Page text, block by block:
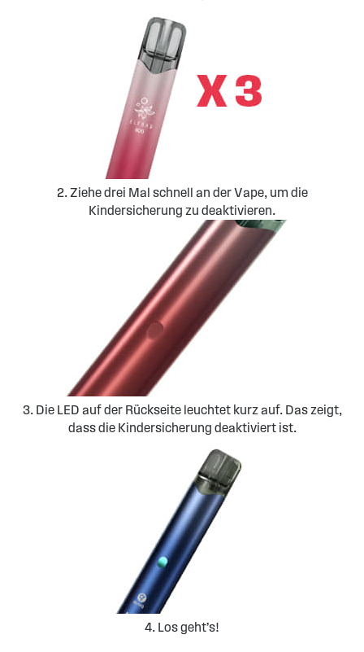
2. Ziehe drei Mal schnell an der Vape, um die
Kindersicherung zu deaktivieren.
3. Die LED auf der Rückseite leuchtet kurz auf. Das zeigt,
dass die Kindersicherung deaktiviert ist.
4. Los geht’s!